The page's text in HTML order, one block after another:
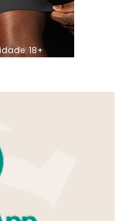
18+